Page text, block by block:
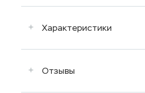
Характеристики
Отзывы